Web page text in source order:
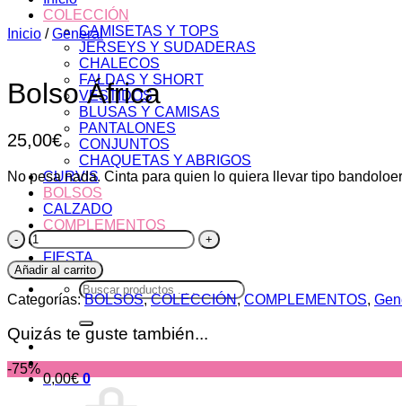
COLECCIÓN
CAMISETAS Y TOPS
JERSEYS Y SUDADERAS
CHALECOS
FALDAS Y SHORT
VESTIDOS
BLUSAS Y CAMISAS
PANTALONES
CONJUNTOS
CHAQUETAS Y ABRIGOS
CURVIS
BOLSOS
CALZADO
COMPLEMENTOS
FIESTA
Buscar
por:
0,00€ 0
Inicio / General
Bolso África
25,00€
No pesa nada. Cinta para quien lo quiera llevar tipo
Bolso
África
cantidad
Añadir al carrito
Categorías:BOLSOS,COLECCIÓN,COMPLEMENTOS,
Quizás te guste también...
-75%